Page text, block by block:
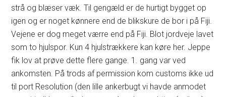
strå og blæser væk. Til gengæld er de hurtigt bygget op
igen og er noget kønnere end de blikskure de bor i på Fiji.
Vejene er dog meget værre end på Fiji. Blot jordveje lavet
som to hjulspor. Kun 4 hjulstrækkere kan køre her. Jeppe
fik lov at prøve dette flere gange. 1. gang var ved
ankomsten. På trods af permission kom customs ikke ud
til port Resolution (den lille ankerbugt vi havde anmodet